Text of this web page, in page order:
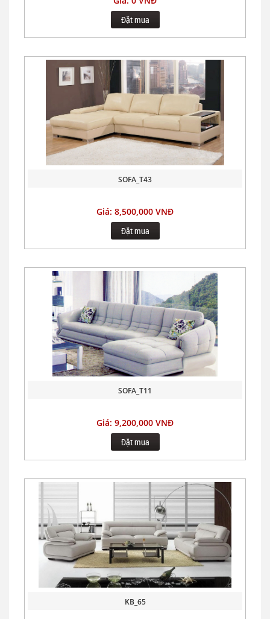
Đặt mua
SOFA_T43
Giá: 8,500,000 VNĐ
Đặt mua
SOFA_T11
Giá: 9,200,000 VNĐ
Đặt mua
KB_65